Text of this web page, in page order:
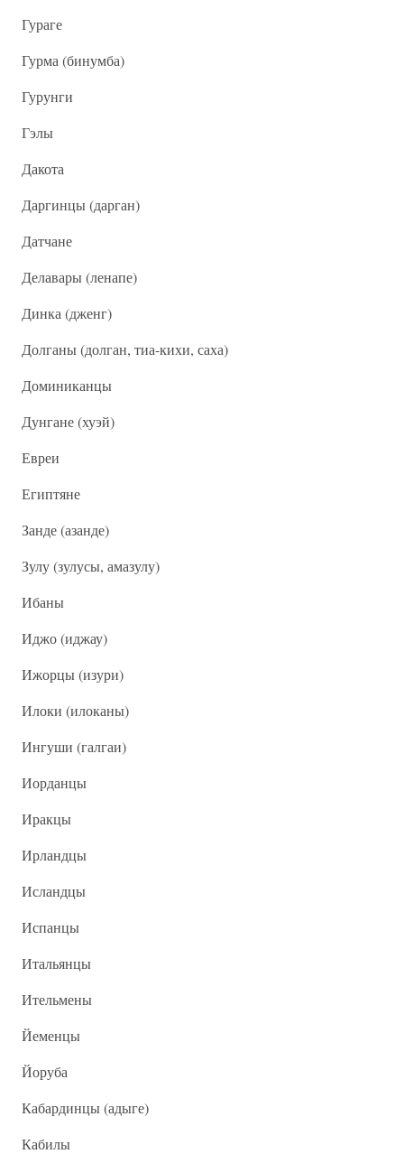
Гураге
Гурма (бинумба)
Гурунги
Гэлы
Дакота
Даргинцы (дарган)
Датчане
Делавары (ленапе)
Динка (дженг)
Долганы (долган, тиа-кихи, саха)
Доминиканцы
Дунгане (хуэй)
Евреи
Египтяне
Занде (азанде)
Зулу (зулусы, амазулу)
Ибаны
Иджо (иджау)
Ижорцы (изури)
Илоки (илоканы)
Ингуши (галгаи)
Иорданцы
Иракцы
Ирландцы
Исландцы
Испанцы
Итальянцы
Ительмены
Йеменцы
Йоруба
Кабардинцы (адыге)
Кабилы